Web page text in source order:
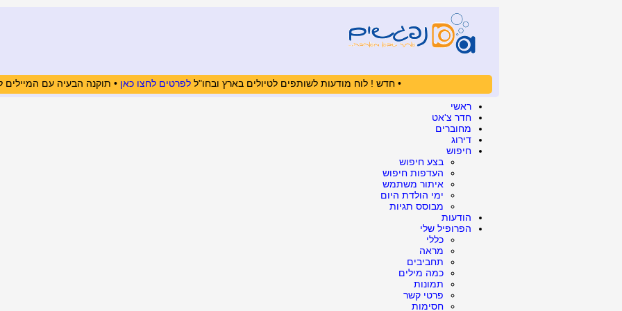
• חדש ! לוח מודעות לשותפים לטיולים בארץ ובחו"ללפרטים לחצו כאן • תוקנה הבעיה עם
ראשי
חדר צ'אט
מחוברים
דירוג
חיפוש
בצע חיפוש
העדפות חיפוש
איתור משתמש
ימי הולדת היום
מבוסס תגיות
הודעות
הפרופיל שלי
כללי
מראה
תחביבים
כמה מילים
תמונות
פרטי קשר
חסימות